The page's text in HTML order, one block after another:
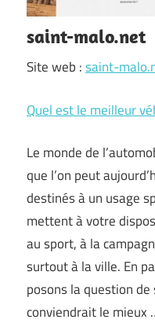
saint-malo.net
Site web :saint-
Quel est le meilleur
Le monde de
que l’on peut
destinés à un usage
mettent à votre
au sport, à la
surtout à la ville. En
posons la question
conviendrait le mieux